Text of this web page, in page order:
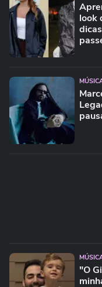
look
"O